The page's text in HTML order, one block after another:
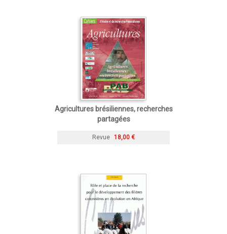
Agricultures brésiliennes, recherches
partagées
Revue 18,00 €